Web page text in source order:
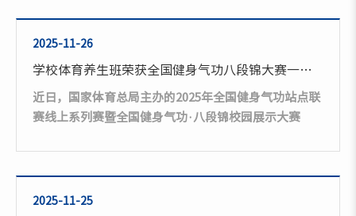
片组17所高校离退休工作处的负责人和代表参加会议。
省委老干部局省直第十片组组长、湘潭大学离退休工作
强出席会议并致欢迎辞。他介绍了学校基本情况，感谢
省委、市委老干部局给予学校工作的关心与指导。...
2025-11-26
学校体育养生班荣获全国健身气功八段锦大赛一等奖
近日，国家体育总局主办的2025年全国健身气功站点联
赛线上系列赛暨全国健身气功·八段锦校园展示大赛
获教工个人组一等奖。本次大赛采用线上参赛、集中评
审的方式进行。在2025年9月至11月的备赛与参赛期
2025-11-25